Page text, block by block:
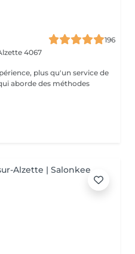
196
4067
plus qu'un service de
aborde des méthodes